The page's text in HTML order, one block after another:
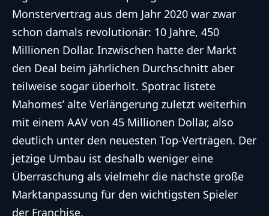
Monstervertrag aus dem Jahr 2020 war zwar
schon damals revolutionär: 10 Jahre, 450
Millionen Dollar. Inzwischen hatte der Markt
den Deal beim jährlichen Durchschnitt aber
teilweise sogar überholt. Spotrac listete
Mahomes’ alte Verlängerung zuletzt weiterhin
mit einem AAV von 45 Millionen Dollar, also
deutlich unter den neuesten Top-Verträgen. Der
jetzige Umbau ist deshalb weniger eine
Überraschung als vielmehr die nächste große
Marktanpassung für den wichtigsten Spieler
der Franchise.